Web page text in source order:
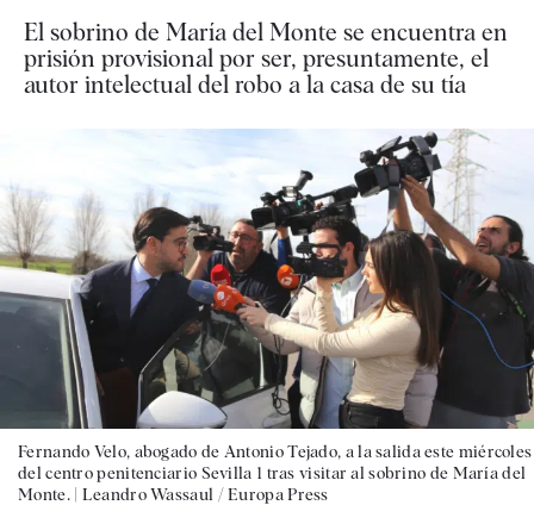
El sobrino de María del Monte se encuentra en
prisión provisional por ser, presuntamente, el
autor intelectual del robo a la casa de su tía
Fernando Velo, abogado de Antonio Tejado, a la salida este miércoles
del centro penitenciario Sevilla 1 tras visitar al sobrino de María del
Monte. | Leandro Wassaul / Europa Press